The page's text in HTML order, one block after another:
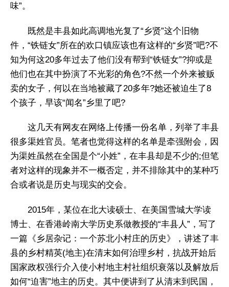
味”。
既然是丰县如此高调地光复了“乡贤”这个旧物
件，“铁链女”所在的欢口镇应该也有这样的“乡贤”吧?不
知为何这20多年过去了他们没有帮到“铁链女”?抑或是
他们也在其中扮演了不光彩的角色?不然一个外来被贩
卖的女子，何以在当地被藏了20多年?她还被迫生了8
个孩子，早该“闻名”乡里了吧?
这几天有网友在网络上传播一份名单，列举了丰县
很多渠姓官员。笔者也觉得这样的名单是牵强附会，因
为渠姓虽然在全国是个“小姓”，在丰县却是不少的;但笔
者对这样的现象并不一概否定，并不排除其中的某种巧
合或者说是历史与现实的交会。
2015年，某位在北大读硕士、在美国雪城大学读
博士、在香港岭南大学历史系做教授的“丰县人”，写了
一篇《乡居杂记：一个苏北小村庄的历史》，讲述了丰
县的乡村精英(地主)在清末如何治理乡村，抗战开始后
国家政权强行介入使小村地主村社组织衰落以及解放后
如何“迫害”地主的历史。其中便讲到了从清末到民国，